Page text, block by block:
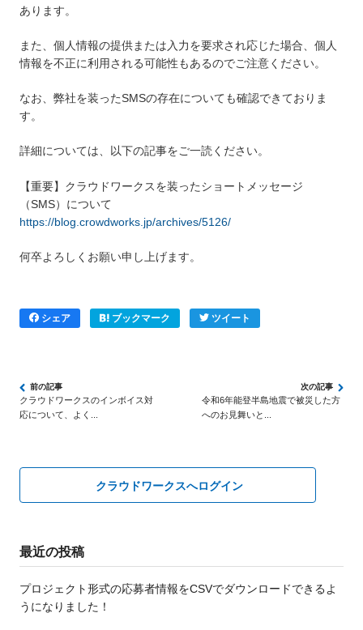
あります。
また、個人情報の提供または入力を要求され応じた場合、個人
情報を不正に利用される可能性もあるのでご注意ください。
なお、弊社を装ったSMSの存在についても確認できておりま
す。
詳細については、以下の記事をご一読ください。
【重要】クラウドワークスを装ったショートメッセージ
（SMS）について
https://blog.crowdworks.jp/archives/5126/
何卒よろしくお願い申し上げます。
シェア ブックマーク ツイート
クラウドワークスのインボイス対
応について、よく...
令和6年能登半島地震で被災した方
へのお見舞いと...
クラウドワークスへログイン
最近の投稿
プロジェクト形式の応募者情報をCSVでダウンロードできるよ
うになりました！